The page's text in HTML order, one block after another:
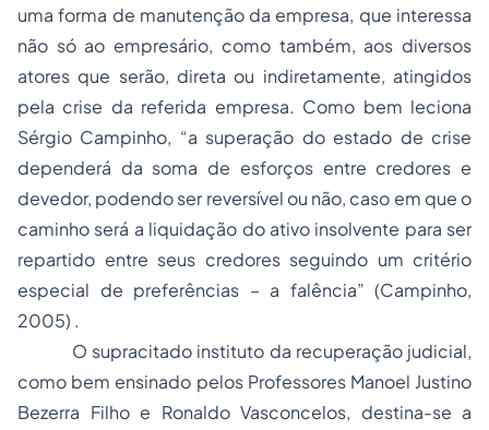
uma forma de manutenção da empresa, que interessa
não só ao empresário, como também, aos diversos
atores que serão, direta ou indiretamente, atingidos
pela crise da referida empresa. Como bem leciona
Sérgio Campinho, “a superação do estado de crise
dependerá da soma de esforços entre credores e
devedor, podendo ser reversível ou não, caso em que o
caminho será a liquidação do ativo insolvente para ser
repartido entre seus credores seguindo um critério
especial de preferências – a falência” (Campinho,
2005) .
O supracitado instituto da recuperação judicial,
como bem ensinado pelos Professores Manoel Justino
Bezerra Filho e Ronaldo Vasconcelos, destina-se a